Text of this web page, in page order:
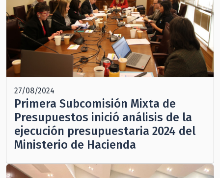
27/08/2024
Primera Subcomisión Mixta de
Presupuestos inició análisis de la
ejecución presupuestaria 2024 del
Ministerio de Hacienda